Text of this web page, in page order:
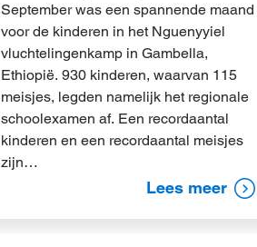
September was een spannende maand
voor de kinderen in het Nguenyyiel
vluchtelingenkamp in Gambella,
Ethiopië. 930 kinderen, waarvan 115
meisjes, legden namelijk het regionale
schoolexamen af. Een recordaantal
kinderen en een recordaantal meisjes
zijn…
Lees meer